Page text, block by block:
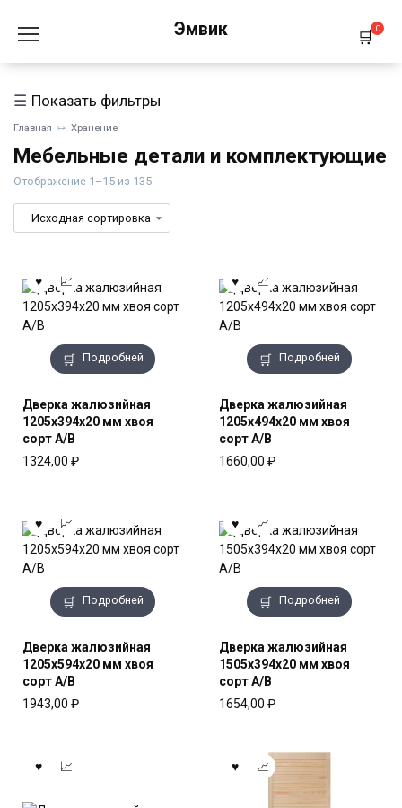
содержанию
Эмвик 0
Главная Хранение
Мебельные детали и комплектующие
Отображение 1–15 из 135
Подробней
Дверка жалюзийная
1205x394x20 мм хвоя
сорт А/В
1324,00 ₽
Подробней
Дверка жалюзийная
1205x494x20 мм хвоя
сорт А/В
1660,00 ₽
Подробней
Дверка жалюзийная
1205x594x20 мм хвоя
сорт А/В
1943,00 ₽
Подробней
Дверка жалюзийная
1505x394x20 мм хвоя
сорт А/В
1654,00 ₽
Показать фильтры